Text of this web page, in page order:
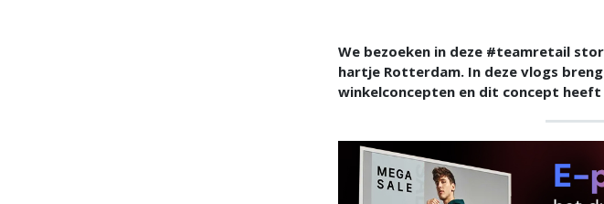
We bezoeken in deze #teamretail
hartje Rotterdam. In deze vlogs
winkelconcepten en dit concept heeft